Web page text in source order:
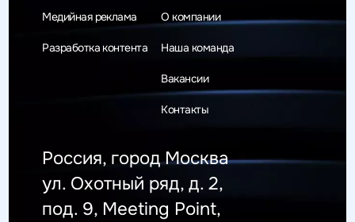
Медийная реклама
Разработка контента
О компании
Наша команда
Вакансии
Контакты
Россия, город Москва
ул. Охотный ряд, д. 2,
под. 9, Meeting Point,